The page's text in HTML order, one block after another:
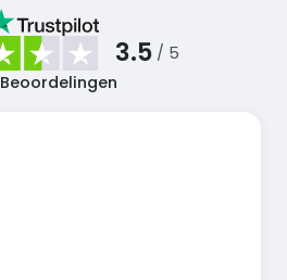
3.5 / 5
Beoordelingen